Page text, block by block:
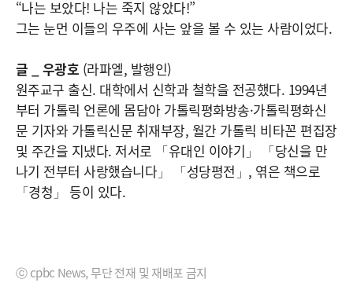
“나는 보았다! 나는 죽지 않았다!”
그는 눈먼 이들의 우주에 사는 앞을 볼 수 있는 사람이었다.
글 _ 우광호 (라파엘, 발행인)
원주교구 출신. 대학에서 신학과 철학을 전공했다. 1994년
부터 가톨릭 언론에 몸담아 가톨릭평화방송·가톨릭평화신
문 기자와 가톨릭신문 취재부장, 월간 가톨릭 비타꼰 편집장
및 주간을 지냈다. 저서로 「유대인 이야기」 「당신을 만
나기 전부터 사랑했습니다」 「성당평전」, 엮은 책으로
「경청」 등이 있다.
ⓒ cpbc News, 무단 전재 및 재배포 금지